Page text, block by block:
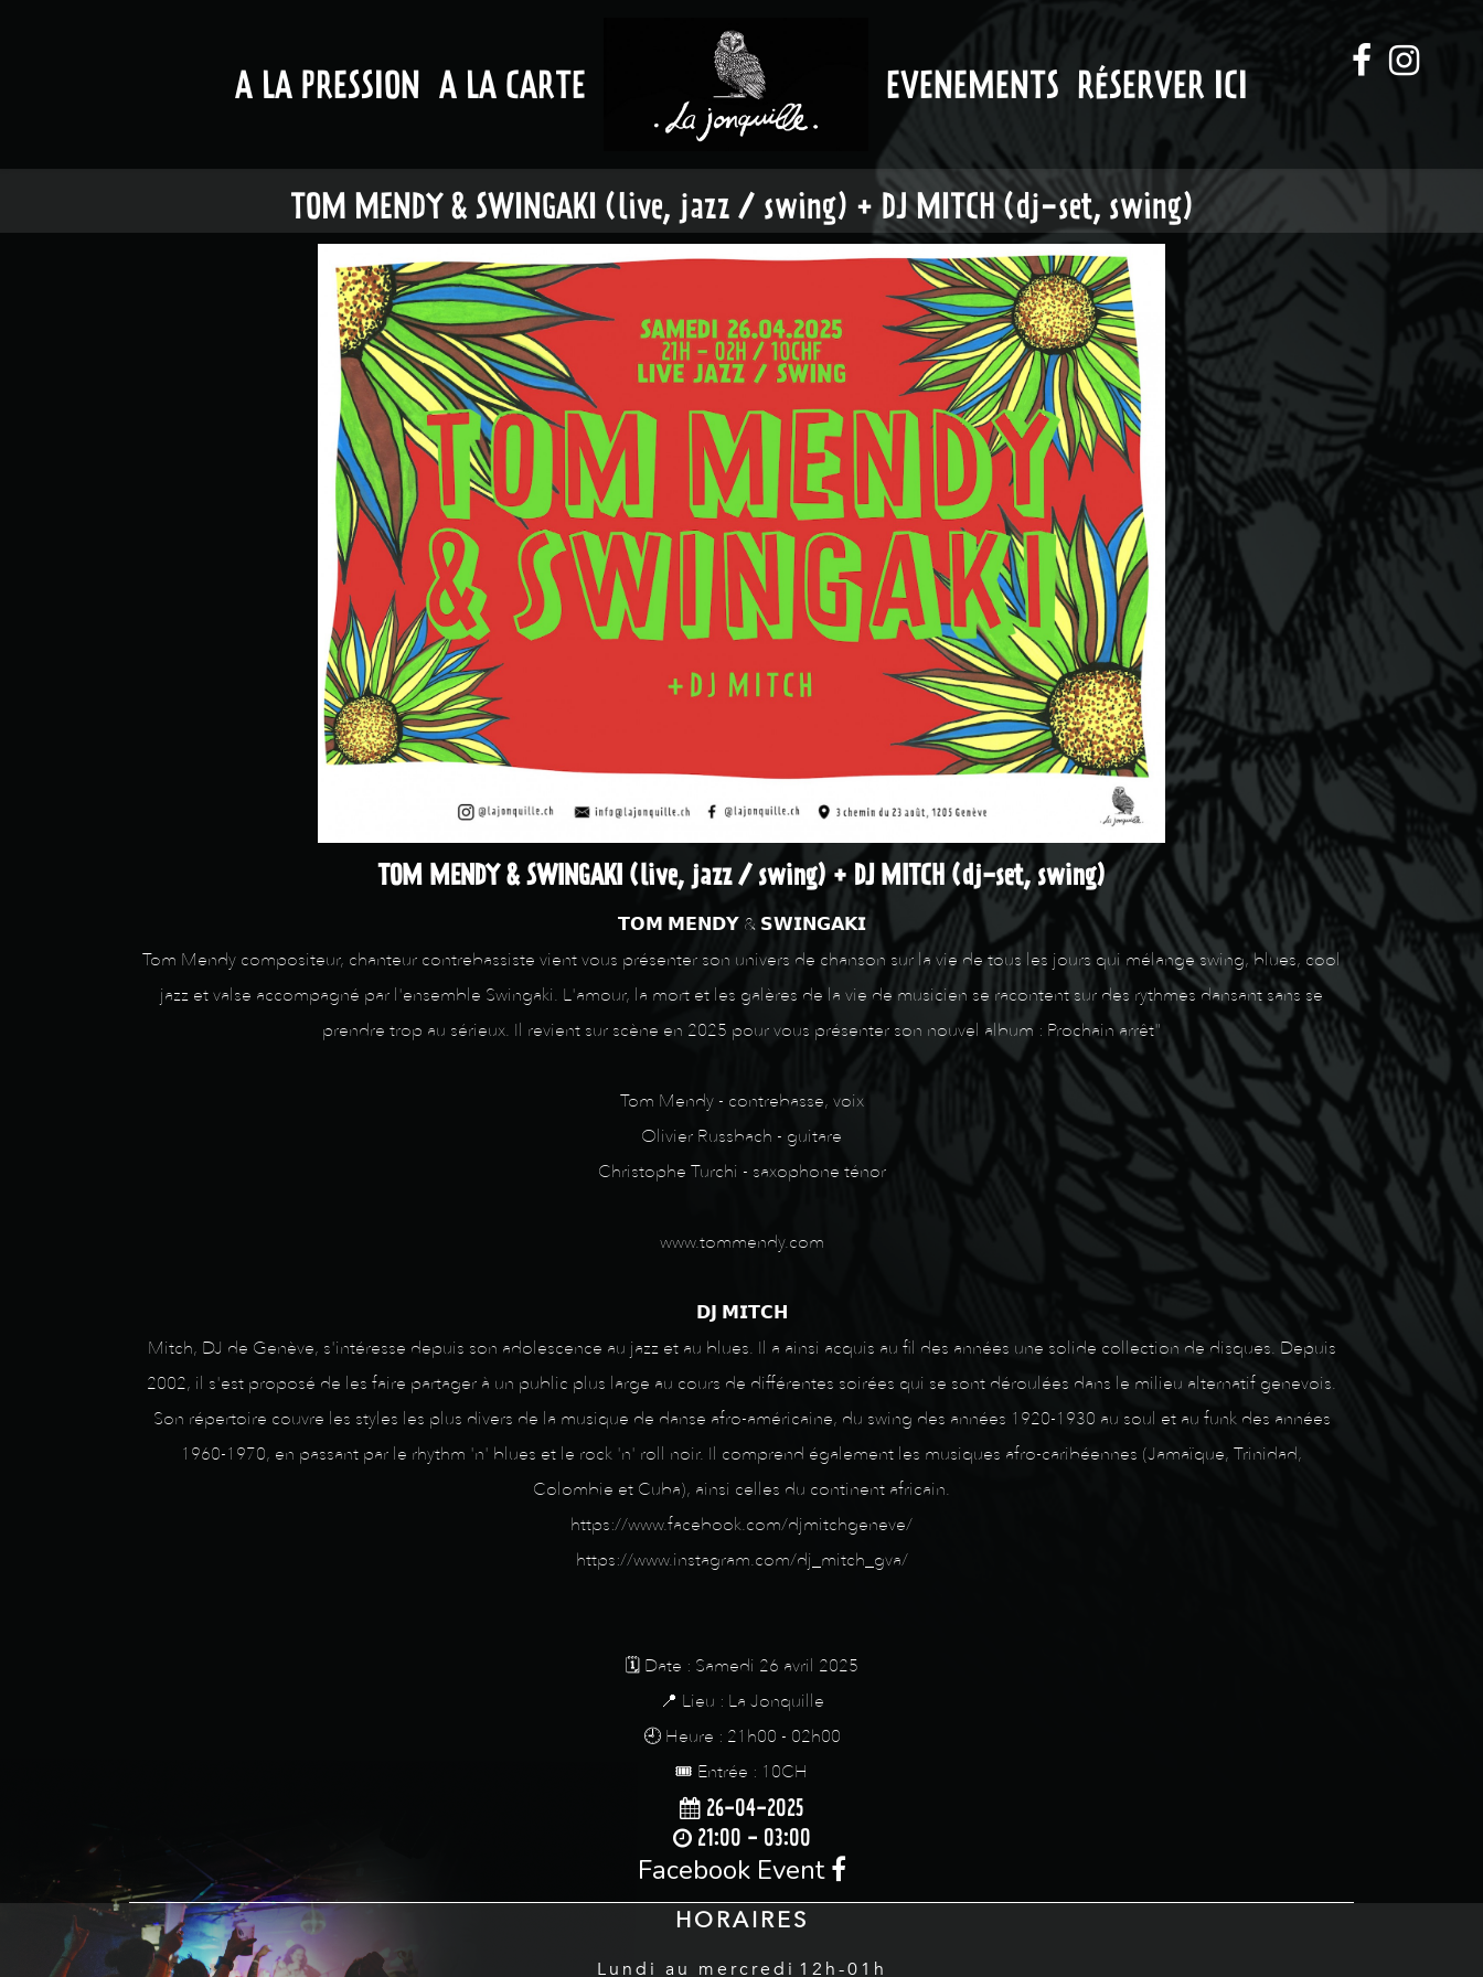
A LA PRESSION A LA CARTE EVENEMENTS RÉSERVER ICI
TOM MENDY & SWINGAKI (live, jazz / swing) + DJ MITCH (dj-set, swing)
TOM MENDY & SWINGAKI (live, jazz / swing) + DJ MITCH (dj-set, swing)
𝗧𝗢𝗠 𝗠𝗘𝗡𝗗𝗬 & 𝗦𝗪𝗜𝗡𝗚𝗔𝗞𝗜
Tom Mendy compositeur, chanteur contrebassiste vient vous présenter son univers de chanson sur la vie de tous les jours qui mélange swing, blues, cool
jazz et valse accompagné par l'ensemble Swingaki. L'amour, la mort et les galères de la vie de musicien se racontent sur des rythmes dansant sans se
prendre trop au sérieux. Il revient sur scène en 2025 pour vous présenter son nouvel album : Prochain arrêt"
Tom Mendy - contrebasse, voix
Olivier Russbach - guitare
Christophe Turchi - saxophone ténor
www.tommendy.com
𝗗𝗝 𝗠𝗜𝗧𝗖𝗛
Mitch, DJ de Genève, s'intéresse depuis son adolescence au jazz et au blues. Il a ainsi acquis au fil des années une solide collection de disques. Depuis
2002, il s'est proposé de les faire partager à un public plus large au cours de différentes soirées qui se sont déroulées dans le milieu alternatif genevois.
Son répertoire couvre les styles les plus divers de la musique de danse afro-américaine, du swing des années 1920-1930 au soul et au funk des années
1960-1970, en passant par le rhythm 'n' blues et le rock 'n' roll noir. Il comprend également les musiques afro-caribéennes (Jamaïque, Trinidad,
Colombie et Cuba), ainsi celles du continent africain.
https://www.facebook.com/djmitchgeneve/
https://www.instagram.com/dj_mitch_gva/
🗓️ Date : Samedi 26 avril 2025
📍 Lieu : La Jonquille
🕘 Heure : 21h00 - 02h00
🎟️ Entrée : 10CH
26-04-2025
21:00 - 03:00
Facebook Event
HORAIRES
Lundi au mercredi 12h-01h